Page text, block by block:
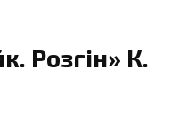
Розгін» К.